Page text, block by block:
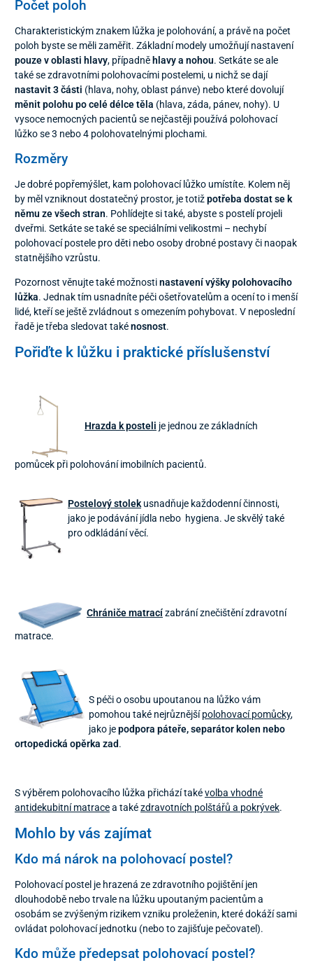
Počet poloh
Charakteristickým znakem lůžka je polohování, a právě na počet
poloh byste se měli zaměřit. Základní modely umožňují nastavení
pouze v oblasti hlavy, případněhlavy a nohou. Setkáte se ale
také se zdravotními polohovacími postelemi, u nichž se dají
nastavit 3 části (hlava, nohy, oblast pánve) nebo které dovolují
měnit polohu po celé délce těla (hlava, záda, pánev, nohy). U
vysoce nemocných pacientů se nejčastěji používá polohovací
lůžko se 3 nebo 4 polohovatelnými plochami.
Rozměry
Je dobré popřemýšlet, kam polohovací lůžko umístíte. Kolem něj
by měl vzniknout dostatečný prostor, je totižpotřeba dostat se k
němu ze všech stran. Pohlídejte si také, abyste s postelí projeli
dveřmi. Setkáte se také se speciálními velikostmi – nechybí
polohovací postele pro děti nebo osoby drobné postavy či naopak
statnějšího vzrůstu.
Pozornost věnujte také možnostinastavení výšky polohovacího
lůžka. Jednak tím usnadníte péči ošetřovatelům a ocení to i menší
lidé, kteří se ještě zvládnout s omezením pohybovat. V neposlední
řadě je třeba sledovat takénosnost.
Pořiďte k lůžku i praktické příslušenství
Hrazda k posteli je jednou ze základních
pomůcek při polohování imobilních pacientů.
Postelový stolekusnadňuje každodenní činnosti,
jako je podávání jídla nebo hygiena. Je skvělý také
pro odkládání věcí.
Chrániče matrací zabrání znečištění zdravotní
matrace.
S péči o osobu upoutanou na lůžko vám
pomohou také nejrůznějšípolohovací pomůcky,
jako jepodpora páteře, separátor kolen nebo
ortopedická opěrka zad.
S výběrem polohovacího lůžka přichází takévolba vhodné
antidekubitní matracea takézdravotních polštářů a pokrývek.
Mohlo by vás zajímat
Kdo má nárok na polohovací postel?
Polohovací postel je hrazená ze zdravotního pojištění jen
dlouhodobě nebo trvale na lůžku upoutaným pacientům a
osobám se zvýšeným rizikem vzniku proleženin, které dokáží sami
ovládat polohovací jednotku (nebo to zajišťuje pečovatel).
Kdo může předepsat polohovací postel?